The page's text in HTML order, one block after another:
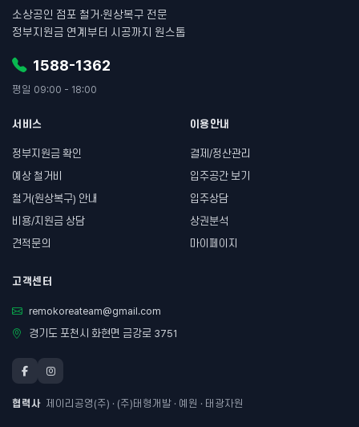
소상공인 점포 철거·원상복구 전문
정부지원금 연계부터 시공까지 원스톱
1588-1362
평일 09:00 - 18:00
서비스
정부지원금 확인
예상 철거비
철거(원상복구) 안내
비용/지원금 상담
견적문의
이용안내
결제/정산관리
입주공간 보기
입주상담
상권분석
마이페이지
고객센터
remokoreateam@gmail.com
경기도 포천시 화현면 금강로 3751
협력사 제이리공영(주) · (주)태형개발 · 예원 · 태광자원